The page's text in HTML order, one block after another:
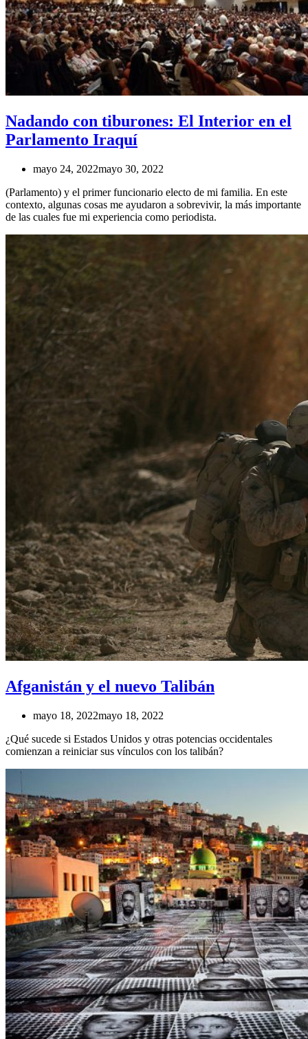
Nadando con tiburones: El Interior en el
Parlamento Iraquí
mayo 24, 2022mayo 30, 2022
(Parlamento) y el primer funcionario electo de mi familia. En este
contexto, algunas cosas me ayudaron a sobrevivir, la más importante
de las cuales fue mi experiencia como periodista.
Afganistán y el nuevo Talibán
mayo 18, 2022mayo 18, 2022
¿Qué sucede si Estados Unidos y otras potencias occidentales
comienzan a reiniciar sus vínculos con los talibán?